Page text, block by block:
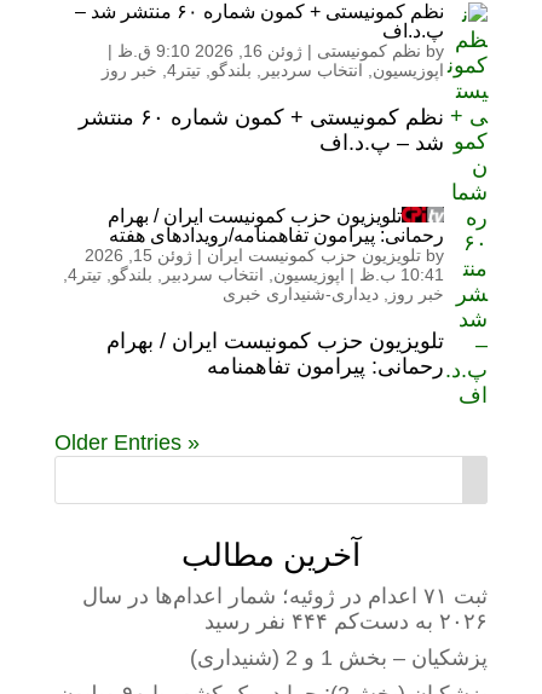
نظم کمونیستی + کمون شماره ۶۰ منتشر شد –
پ.د.اف
by نظم کمونیستی | ژوئن 16, 2026 9:10 ق.ظ
|
اپوزیسیون
انتخاب سردبیر بلندگو تیتر4 , خبر روز
نظم کمونیستی + کمون شماره ۶۰ منتشر
شد – پ.د.اف
تلویزیون حزب کمونیست ایران / بهرام
رحمانی: پیرامون تفاهمنامه/رویدادهای هفته
by تلویزیون حزب کمونیست ایران |
ژوئن 15, 2026
10:41 ب.ظ
| اپوزیسیون انتخاب سردبیر بلندگو تیتر4
,
خبر روز
دیداری-شنیداری خبری
تلویزیون حزب کمونیست ایران / بهرام
رحمانی: پیرامون تفاهمنامه
« Older Entries
آخرین مطالب
ثبت ۷۱ اعدام در ژوئیه؛ شمار اعدام‌ها در سال
۲۰۲۶ به دست‌کم ۴۴۴ نفر رسید
پزشکیان – بخش 1 و 2 (شنیداری)